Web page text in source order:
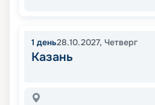
1 день28.10.2027, Четверг
Казань